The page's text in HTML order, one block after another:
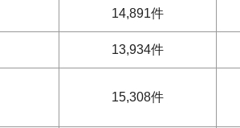
14,891件
13,934件
15,308件